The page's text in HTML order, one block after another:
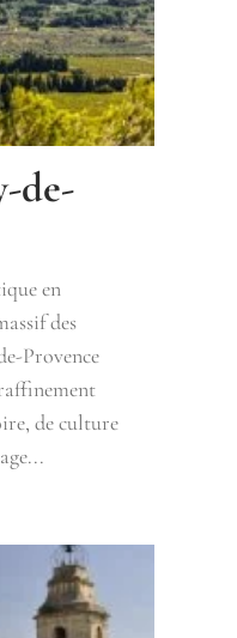
de-
en
des
Provence
de culture